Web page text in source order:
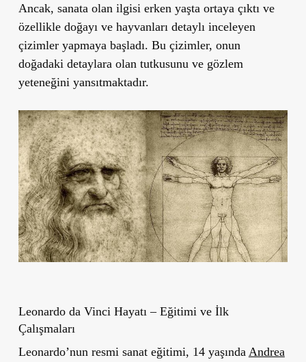
Ancak, sanata olan ilgisi erken yaşta ortaya çıktı ve
özellikle doğayı ve hayvanları detaylı inceleyen
çizimler yapmaya başladı. Bu çizimler, onun
doğadaki detaylara olan tutkusunu ve gözlem
yeteneğini yansıtmaktadır.
Leonardo da Vinci Hayatı – Eğitimi ve İlk
Çalışmaları
Leonardo’nun resmi sanat eğitimi, 14 yaşında Andrea